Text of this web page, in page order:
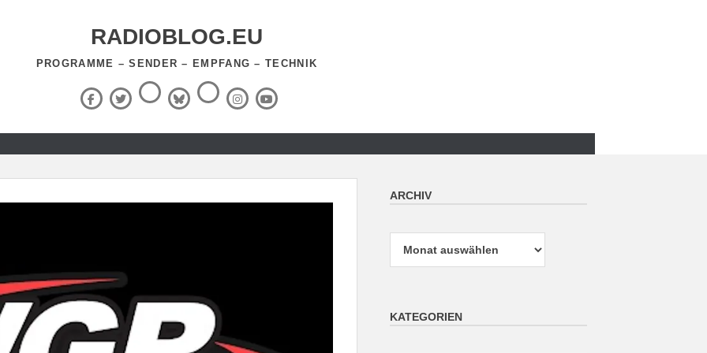
RADIOBLOG.EU
PROGRAMME – SENDER – EMPFANG – TECHNIK
Facebook
X
(Twitter)
ThreadsBlueSky
RSS-
Feed InstagramYouTube
ARCHIV
KATEGORIEN